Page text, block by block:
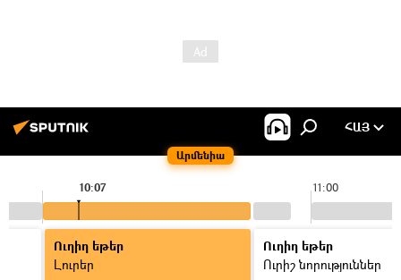
Արմենիա
ՀԱՅ
11:00
10:07
Ուղիղ եթեր
Լուրեր
Ուղիղ եթեր
Ուրիշ նորություններ